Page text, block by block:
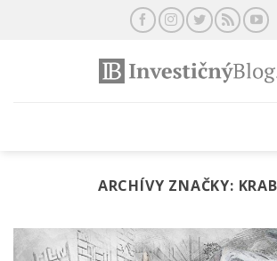
ARCHÍVY ZNAČKY: